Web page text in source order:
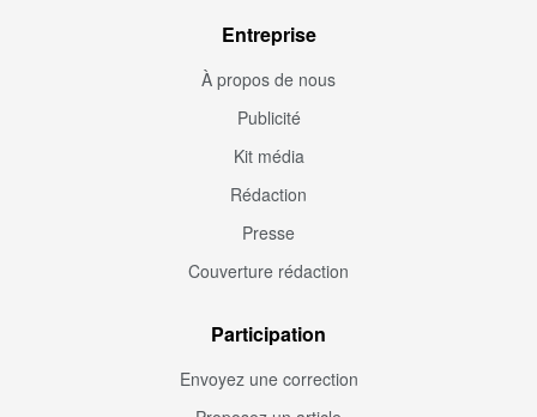
Entreprise
À propos de nous
Publicité
Kit média
Rédaction
Presse
Couverture rédaction
Participation
Envoyez une correction